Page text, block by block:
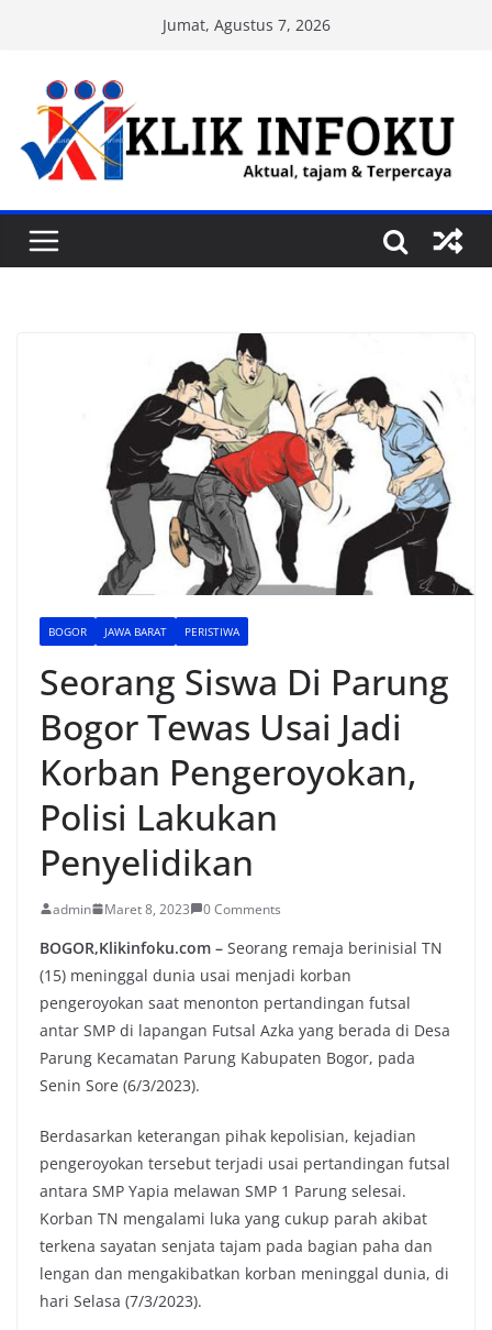
content
Jumat, Agustus 7, 2026
BOGOR JAWA BARAT PERISTIWA
Seorang Siswa Di Parung
Bogor Tewas Usai Jadi
Korban Pengeroyokan,
Polisi Lakukan
Penyelidikan
admin Maret 8, 2023 0 Comments
BOGOR,Klikinfoku.com – Seorang remaja berinisial TN
(15) meninggal dunia usai menjadi korban
pengeroyokan saat menonton pertandingan futsal
antar SMP di lapangan Futsal Azka yang berada di Desa
Parung Kecamatan Parung Kabupaten Bogor, pada
Senin Sore (6/3/2023).
Berdasarkan keterangan pihak kepolisian, kejadian
pengeroyokan tersebut terjadi usai pertandingan futsal
antara SMP Yapia melawan SMP 1 Parung selesai.
Korban TN mengalami luka yang cukup parah akibat
terkena sayatan senjata tajam pada bagian paha dan
lengan dan mengakibatkan korban meninggal dunia, di
hari Selasa (7/3/2023).